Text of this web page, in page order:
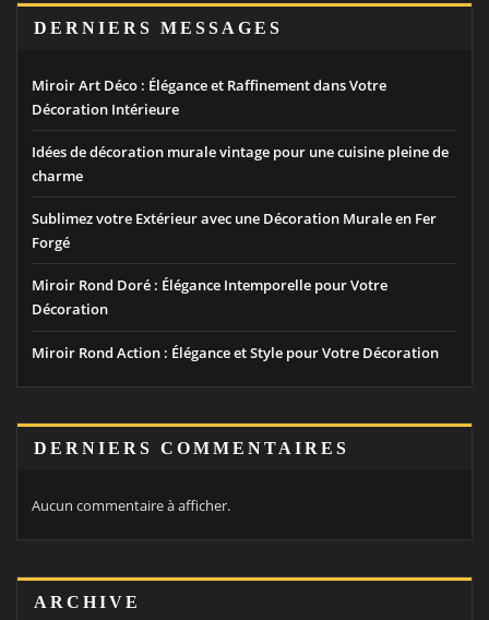
DERNIERS MESSAGES
Miroir Art Déco : Élégance et Raffinement dans Votre
Décoration Intérieure
Idées de décoration murale vintage pour une cuisine pleine de
charme
Sublimez votre Extérieur avec une Décoration Murale en Fer
Forgé
Miroir Rond Doré : Élégance Intemporelle pour Votre
Décoration
Miroir Rond Action : Élégance et Style pour Votre Décoration
DERNIERS COMMENTAIRES
Aucun commentaire à afficher.
ARCHIVE